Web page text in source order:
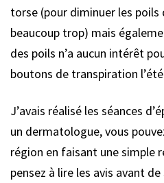
torse (pour diminuer les poils
beaucoup trop) mais
des poils n’a aucun intérêt
boutons de transpiration
J’avais réalisé les séances
un dermatologue, vous
région en faisant une simple
pensez à lire les avis avant